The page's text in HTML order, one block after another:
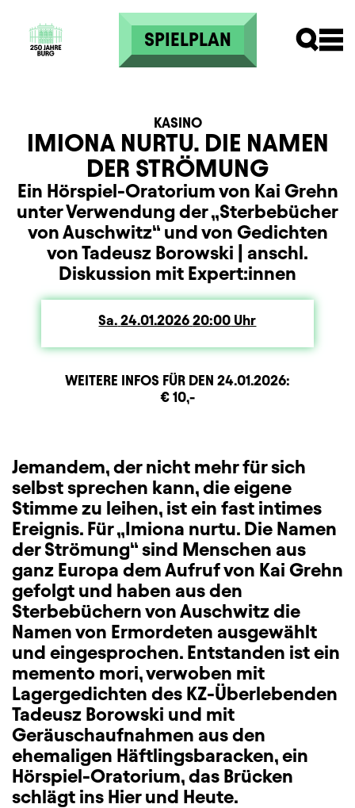
Direkt zum Inhalt
SPIELPLAN
IMIONA NURTU. DIE NAMEN
DER STRÖMUNG
KASINO
Ein Hörspiel-Oratorium von Kai Grehn
unter Verwendung der „Sterbebücher
von Auschwitz“ und von Gedichten
von Tadeusz Borowski | anschl.
Diskussion mit Expert:innen
Sa. Samstag
24.01.202620:00 Uhr
WEITERE INFOS FÜR DEN 24.01.2026:
Information
€ 10,-
Jemandem, der nicht mehr für sich
selbst sprechen kann, die eigene
Stimme zu leihen, ist ein fast intimes
Ereignis. Für „Imiona nurtu. Die Namen
der Strömung“ sind Menschen aus
ganz Europa dem Aufruf von Kai Grehn
gefolgt und haben aus den
Sterbebüchern von Auschwitz die
Namen von Ermordeten ausgewählt
und eingesprochen. Entstanden ist ein
memento mori, verwoben mit
Lagergedichten des KZ-Überlebenden
Tadeusz Borowski und mit
Geräuschaufnahmen aus den
ehemaligen Häftlingsbaracken, ein
Hörspiel-Oratorium, das Brücken
schlägt ins Hier und Heute.